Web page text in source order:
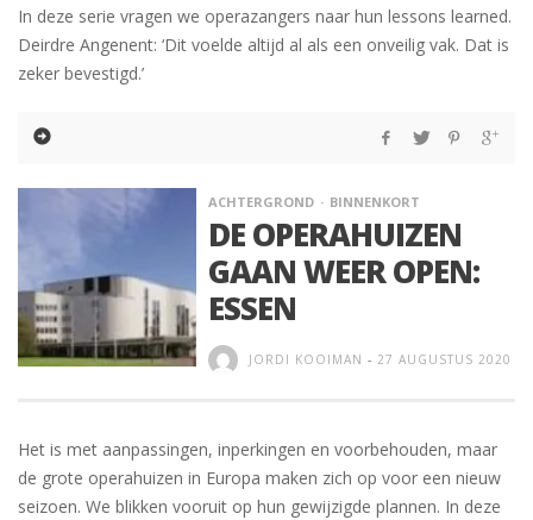
In deze serie vragen we operazangers naar hun lessons learned.
Deirdre Angenent: ‘Dit voelde altijd al als een onveilig vak. Dat is
zeker bevestigd.’
ACHTERGROND BINNENKORT
DE OPERAHUIZEN
GAAN WEER OPEN:
ESSEN
JORDI KOOIMAN - 27 AUGUSTUS 2020
Het is met aanpassingen, inperkingen en voorbehouden, maar
de grote operahuizen in Europa maken zich op voor een nieuw
seizoen. We blikken vooruit op hun gewijzigde plannen. In deze